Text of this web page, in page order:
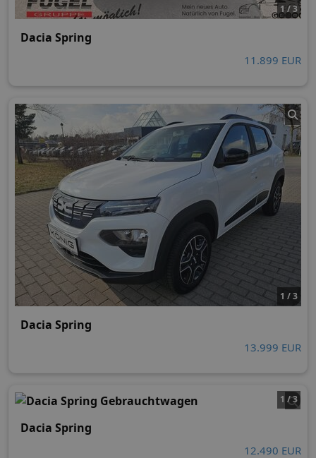
1 / 3
Dacia Spring
11.899 EUR
1 / 3
Dacia Spring
13.999 EUR
1 / 3
Dacia Spring
12.490 EUR